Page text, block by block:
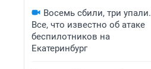
Восемь сбили, три упали.
Все, что известно об атаке
беспилотников на
Екатеринбург